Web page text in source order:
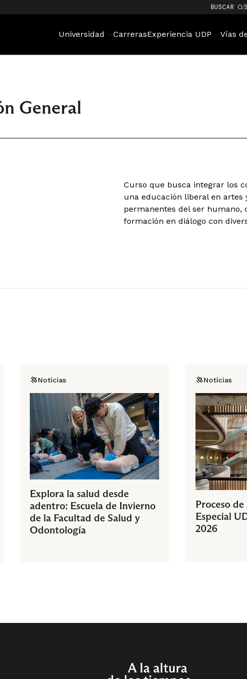
BUSCAR
Universidad CarrerasExperiencia UDP Vías
General
Curso que busca integrar los
una educación liberal en artes
permanentes del ser
formación en diálogo con
Noticias
Explora la salud desde
adentro: Escuela de Invierno
de la Facultad de Salud y
Odontología
Noticias
Proceso
Especial
2026